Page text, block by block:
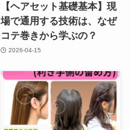
【ヘアセット基礎基本】現
場で通用する技術は、なぜ
コテ巻きから学ぶの？
2026-04-15